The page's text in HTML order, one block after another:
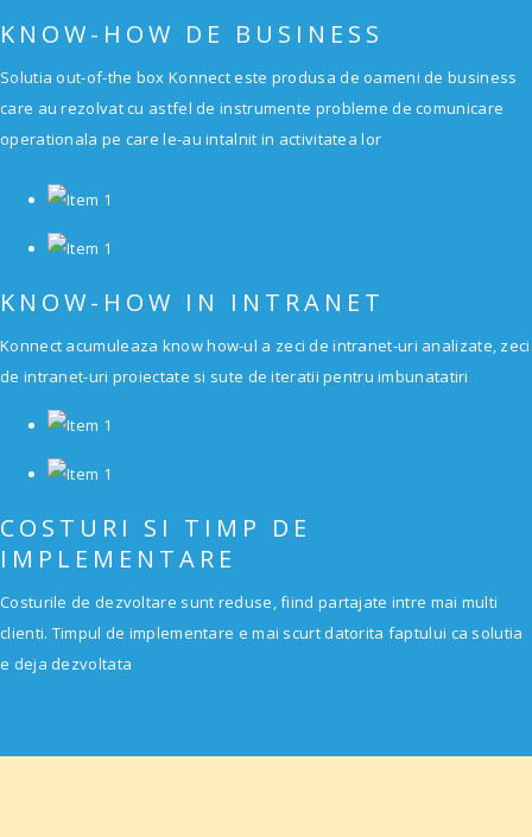
KNOW-HOW DE BUSINESS
Solutia out-of-the box Konnect este produsa de oameni de business
care au rezolvat cu astfel de instrumente probleme de comunicare
operationala pe care le-au intalnit in activitatea lor
KNOW-HOW IN INTRANET
Konnect acumuleaza know how-ul a zeci de intranet-uri analizate, zeci
de intranet-uri proiectate si sute de iteratii pentru imbunatatiri
COSTURI SI TIMP DE
IMPLEMENTARE
Costurile de dezvoltare sunt reduse, fiind partajate intre mai multi
clienti. Timpul de implementare e mai scurt datorita faptului ca solutia
e deja dezvoltata